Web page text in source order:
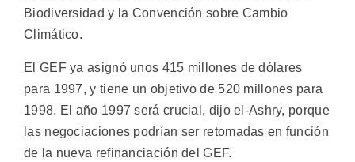
Biodiversidad y la Convención sobre Cambio
Climático.
El GEF ya asignó unos 415 millones de dólares
para 1997, y tiene un objetivo de 520 millones para
1998. El año 1997 será crucial, dijo el-Ashry, porque
las negociaciones podrían ser retomadas en función
de la nueva refinanciación del GEF.